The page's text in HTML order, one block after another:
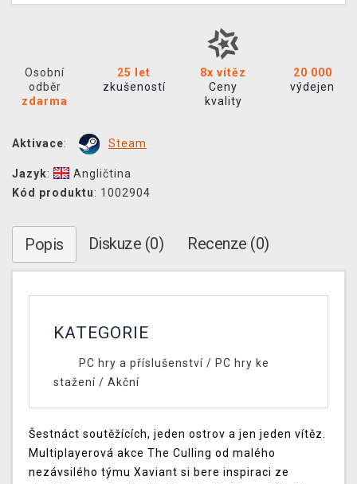
Osobní
odběr
zdarma
25 let
zkušeností
8x vítěz
Ceny
kvality
20 000
výdejen
Aktivace: Steam
Jazyk:
Angličtina
Kód produktu: 1002904
Popis Diskuze (0) Recenze (0)
KATEGORIE
PC hry a příslušenství/ PC hry ke
stažení / Akční
Šestnáct soutěžících, jeden ostrov a jen jeden vítěz.
Multiplayerová akce The Culling od malého
nezávsilého týmu Xaviant si bere inspiraci ze